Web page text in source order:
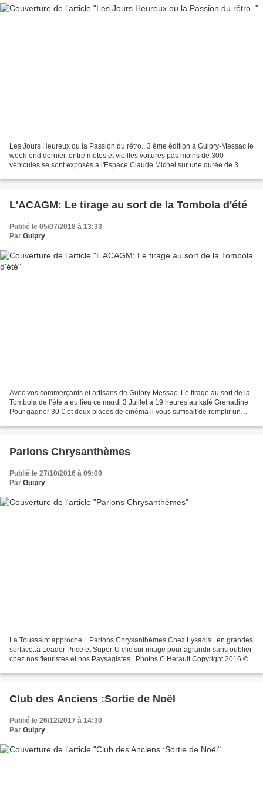
Les Jours Heureux ou la Passion du rétro.. 3 ème édition à Guipry-Messac le
week-end dernier..entre motos et vieilles voitures pas moins de 300
véhicules se sont exposés à l'Espace Claude Michel sur une durée de 3
L'ACAGM: Le tirage au sort de la Tombola d'été
Publié le 05/07/2018 à 13:33
Par Guipry
Avec vos commerçants et artisans de Guipry-Messac. Le tirage au sort de la
Tombola de l’été a eu lieu ce mardi 3 Juillet à 19 heures au kafé Grenadine
Pour gagner 30 € et deux places de cinéma il vous suffisait de remplir un
Parlons Chrysanthèmes
Publié le 27/10/2016 à 09:00
Par Guipry
La Toussaint approche .. Parlons Chrysanthèmes Chez Lysadis.. en grandes
surface..à Leader Price et Super-U clic sur image pour agrandir sans oublier
chez nos fleuristes et nos Paysagistes.. Photos C.Herault Copyright 2016 ©
Club des Anciens :Sortie de Noël
Publié le 26/12/2017 à 14:30
Par Guipry